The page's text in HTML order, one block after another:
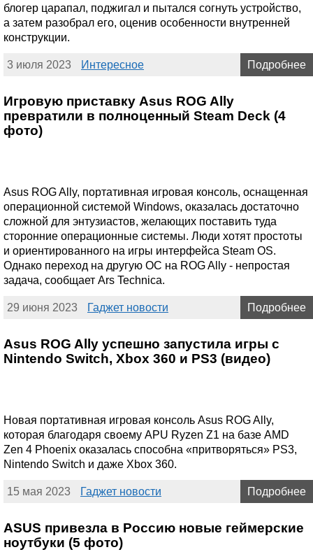
блогер царапал, поджигал и пытался согнуть устройство,
а затем разобрал его, оценив особенности внутренней
конструкции.
3 июля 2023 Интересное Подробнее
Игровую приставку Asus ROG Ally
превратили в полноценный Steam Deck (4
фото)
Asus ROG Ally, портативная игровая консоль, оснащенная
операционной системой Windows, оказалась достаточно
сложной для энтузиастов, желающих поставить туда
сторонние операционные системы. Люди хотят простоты
и ориентированного на игры интерфейса Steam OS.
Однако переход на другую ОС на ROG Ally - непростая
задача, сообщает Ars Technica.
29 июня 2023 Гаджет новости Подробнее
Asus ROG Ally успешно запустила игры с
Nintendo Switch, Xbox 360 и PS3 (видео)
Новая портативная игровая консоль Asus ROG Ally,
которая благодаря своему APU Ryzen Z1 на базе AMD
Zen 4 Phoenix оказалась способна «притворяться» PS3,
Nintendo Switch и даже Xbox 360.
15 мая 2023 Гаджет новости Подробнее
ASUS привезла в Россию новые геймерские
ноутбуки (5 фото)